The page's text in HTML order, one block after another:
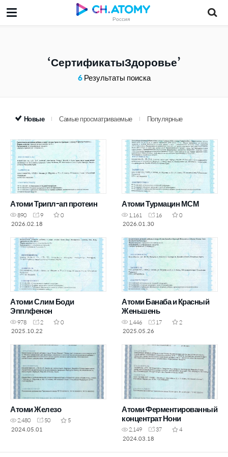
Россия
СертификатыЗдоровье
6Результаты поиска
Новые Самые просматриваемые Популярные
Атоми Трипл-ап протеин
890 9
0
2026.02.18
Атоми Турмацин МСМ
1,161 16
0
2026.01.30
Атоми Слим Боди
Эпплфенон
978 2
0
2025.10.22
Атоми Банаба и Красный
Женьшень
1,446 17
2
2025.05.26
Атоми Железо
2,480 50
5
2024.05.01
Атоми Ферментированный
концентрат Нони
2,149 37
4
2024.03.18